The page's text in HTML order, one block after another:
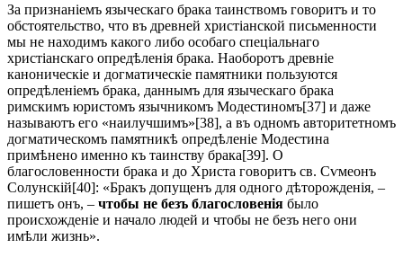
За признаніемъ языческаго брака таинствомъ говоритъ и то
обстоятельство, что въ древней христіанской письменности
мы не находимъ какого либо особаго спеціальнаго
христіанскаго опредѣленія брака. Наоборотъ древніе
каноническіе и догматическіе памятники пользуются
опредѣленіемъ брака, даннымъ для языческаго брака
римскимъ юристомъ язычникомъ Модестиномъ[37] и даже
называютъ его «наилучшимъ»[38], а въ одномъ авторитетномъ
догматическомъ памятникѣ опредѣленіе Модестина
примѣнено именно къ таинству брака[39]. О
благословенности брака и до Христа говоритъ св. Сѵмеонъ
Солунскій[40]: «Бракъ допущенъ для одного дѣторожденія, –
пишетъ онъ, – чтобы не безъ благословенія было
происхожденіе и начало людей и чтобы не безъ него они
имѣли жизнь».